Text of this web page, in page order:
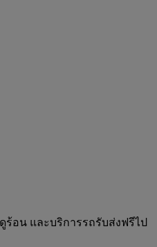
ร้อน และบริการรถรับส่งฟรีไป